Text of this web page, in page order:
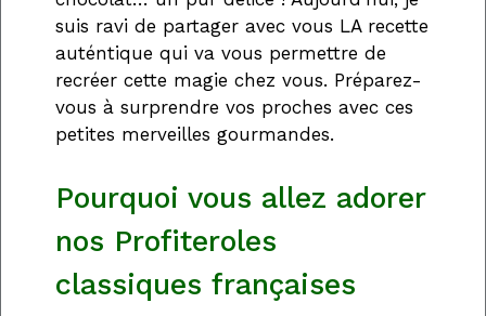
suis ravi de partager avec vous LA recette
auténtique qui va vous permettre de
recréer cette magie chez vous. Préparez-
vous à surprendre vos proches avec ces
petites merveilles gourmandes.
Pourquoi vous allez adorer
nos Profiteroles
classiques françaises